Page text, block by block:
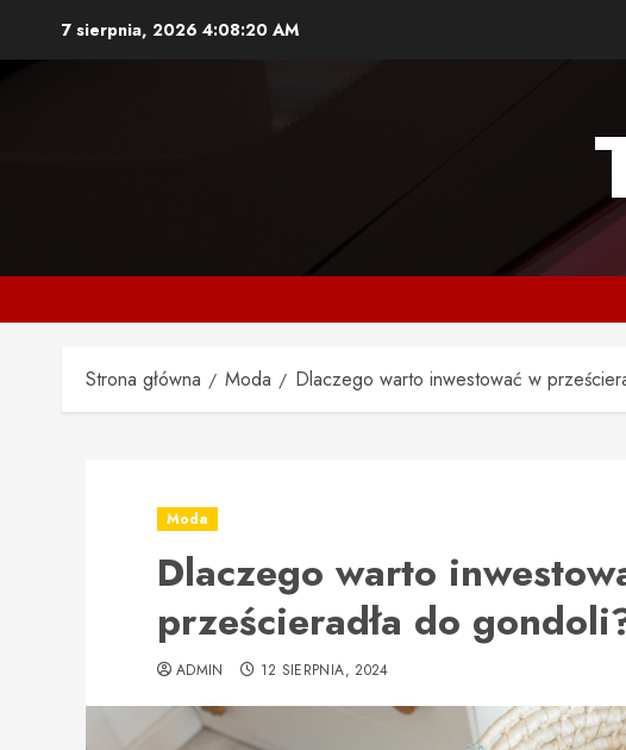
7 sierpnia, 2026 4:08:21 AM
Strona główna Moda Dlaczego warto inwestować w
Moda
Dlaczego warto
prześcieradła do
ADMIN 12 SIERPNIA, 2024